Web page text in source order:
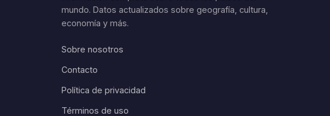
mundo. Datos actualizados sobre geografía, cultura,
economía y más.
Sobre nosotros
Contacto
Política de privacidad
Términos de uso